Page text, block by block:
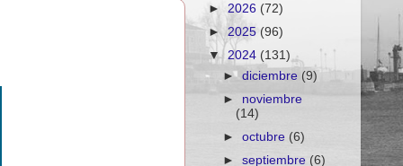
► 2026 (72)
► 2025 (96)
▼ 2024 (131)
►diciembre (9)
► noviembre
(14)
►octubre (6)
►septiembre (6)